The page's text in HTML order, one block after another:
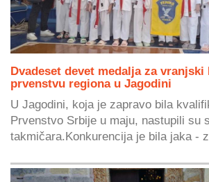
Dvadeset devet medalja za vranjski
prvenstvu regiona u Jagodini
U Jagodini, koja je zapravo bila
Prvenstvo Srbije u maju, nastupili su
takmičara.Konkurencija je bila jaka -